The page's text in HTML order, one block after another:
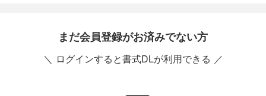
まだ会員登録がお済みでない方
＼ ログインすると書式DLが利用できる ／